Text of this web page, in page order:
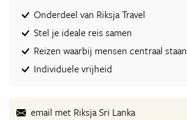
Onderdeel van Riksja Travel
Stel je ideale reis samen
Reizen waarbij mensen centraal staan
Individuele vrijheid
email met Riksja Sri Lanka